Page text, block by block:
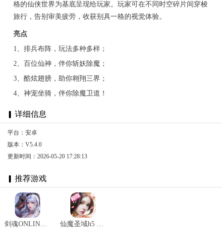
格的仙侠世界为基底呈现给玩家。玩家可在不同时空碎片间穿梭
旅行，告别审美疲劳，收获别具一格的视觉体验。
亮点
1、排兵布阵，玩法多种多样；
2、百位仙神，伴你斩妖除魔；
3、酷炫翅膀，助你翱翔三界；
4、神宠坐骑，伴你除魔卫道！
详细信息
平台：安卓
版本：V5.4.0
更新时间：2026-05-20 17:28:13
推荐游戏
剑魂ONLINE正版手游 v1.0.38 仙魔圣域h5 v3.00.49